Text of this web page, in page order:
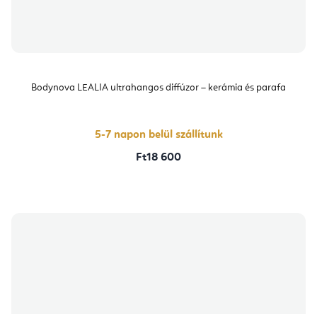
Bodynova LEALIA ultrahangos diffúzor – kerámia és parafa
5-7 napon belül szállítunk
Ft18 600